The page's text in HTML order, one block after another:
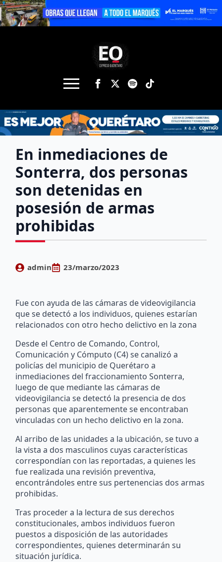
En inmediaciones de
Sonterra, dos personas
son detenidas en
posesión de armas
prohibidas
admin 23/marzo/2023
Fue con ayuda de las cámaras de videovigilancia
que se detectó a los individuos, quienes estarían
relacionados con otro hecho delictivo en la zona
Desde el Centro de Comando, Control,
Comunicación y Cómputo (C4) se canalizó a
policías del municipio de Querétaro a
inmediaciones del fraccionamiento Sonterra,
luego de que mediante las cámaras de
videovigilancia se detectó la presencia de dos
personas que aparentemente se encontraban
vinculadas con un hecho delictivo en la zona.
Al arribo de las unidades a la ubicación, se tuvo a
la vista a dos masculinos cuyas características
correspondían con las reportadas, a quienes les
fue realizada una revisión preventiva,
encontrándoles entre sus pertenencias dos armas
prohibidas.
Tras proceder a la lectura de sus derechos
constitucionales, ambos individuos fueron
puestos a disposición de las autoridades
correspondientes, quienes determinarán su
situación jurídica.